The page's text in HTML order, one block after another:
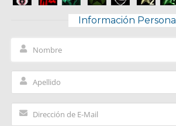
Información Personal